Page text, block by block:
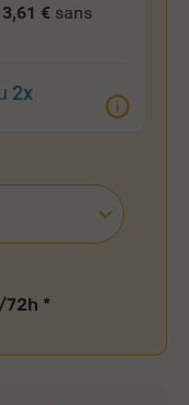
3,61 € sans
2x
72h *